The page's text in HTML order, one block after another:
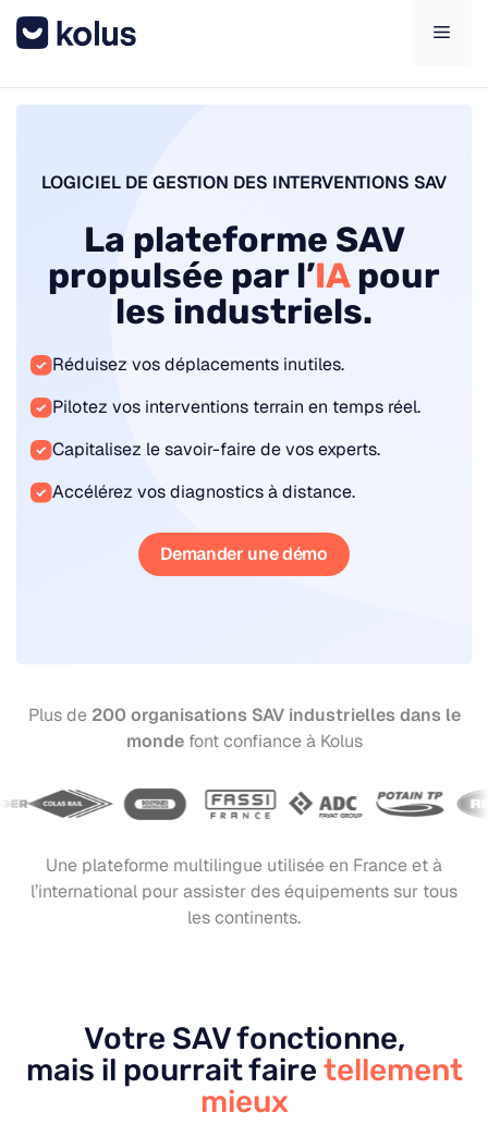
Aller
au
LOGICIEL DE GESTION DES INTERVENTIONS SAV
La plateforme SAV
propulsée par l’IApour
les industriels.
Réduisez vos déplacements inutiles.
Pilotez vos interventions terrain en temps réel.
Capitalisez le savoir-faire de vos experts.
Accélérez vos diagnostics à distance.
Demander une démo
Plus de 200 organisations SAV industrielles dans le
mondefont confiance à Kolus
Une plateforme multilingue utilisée en France et à
l’international pour assister des équipements sur tous
les continents.
Votre SAV fonctionne,
mais il pourrait faire tellement
mieux